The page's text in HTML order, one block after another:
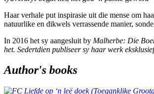
Haar verhale put inspirasie uit die mense om
natuurlike en dikwels verrassende manier,
In 2016 het sy aangesluit by Malherbe: Die
het. Sedertdien publiseer sy haar werk
Author's books